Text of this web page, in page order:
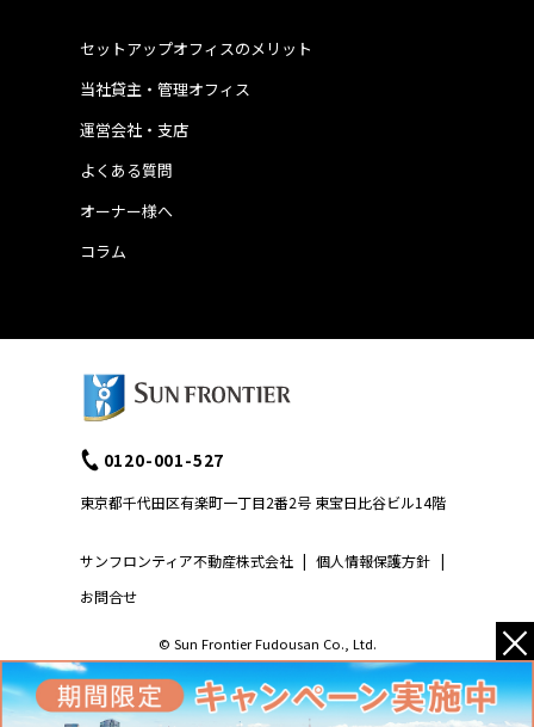
運営会社・支店
よくある質問
当社貸主・管理オフィス
オーナー様へ
コラム
セットアップオフィスのメリット
サンフロンティア不動産株式会社 | 個人情報保護方針 |
お問合せ
0120-001-527
東京都千代田区有楽町一丁目2番2号 東宝日比谷ビル14階
© Sun Frontier Fudousan Co., Ltd. ×